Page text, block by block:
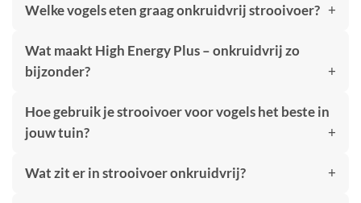
Welke vogels eten graag onkruidvrij strooivoer?
Wat maakt High Energy Plus – onkruidvrij zo
bijzonder?
Hoe gebruik je strooivoer voor vogels het beste in
jouw tuin?
Wat zit er in strooivoer onkruidvrij?